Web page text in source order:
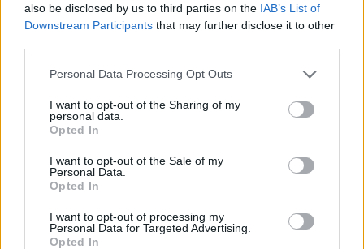
also be disclosed by us to third parties on the IAB’s List of
Downstream Participants that may further disclose it to other
Personal Data Processing Opt Outs
I want to opt-out of the Sharing of my
personal data.
Opted In
I want to opt-out of the Sale of my
Personal Data.
Opted In
I want to opt-out of processing my
Personal Data for Targeted Advertising.
Opted In